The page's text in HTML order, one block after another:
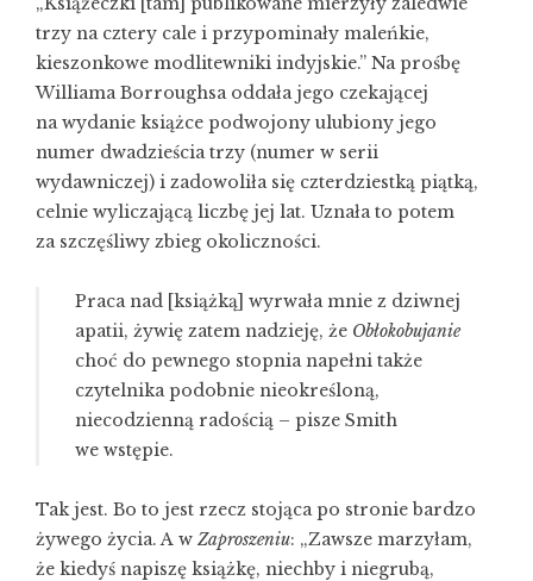
trzy na cztery cale i przypominały maleńkie,
kieszonkowe modlitewniki indyjskie.” Na prośbę
Williama Borroughsa oddała jego czekającej
na wydanie książce podwojony ulubiony jego
numer dwadzieścia trzy (numer w serii
wydawniczej) i zadowoliła się czterdziestką piątką,
celnie wyliczającą liczbę jej lat. Uznała to potem
za szczęśliwy zbieg okoliczności.
Praca nad [książką] wyrwała mnie z dziwnej
apatii, żywię zatem nadzieję, że Obłokobujanie
choć do pewnego stopnia napełni także
czytelnika podobnie nieokreśloną,
niecodzienną radością – pisze Smith
we wstępie.
Tak jest. Bo to jest rzecz stojąca po stronie bardzo
żywego życia. A w Zaproszeniu: „Zawsze marzyłam,
że kiedyś napiszę książkę, niechby i niegrubą,